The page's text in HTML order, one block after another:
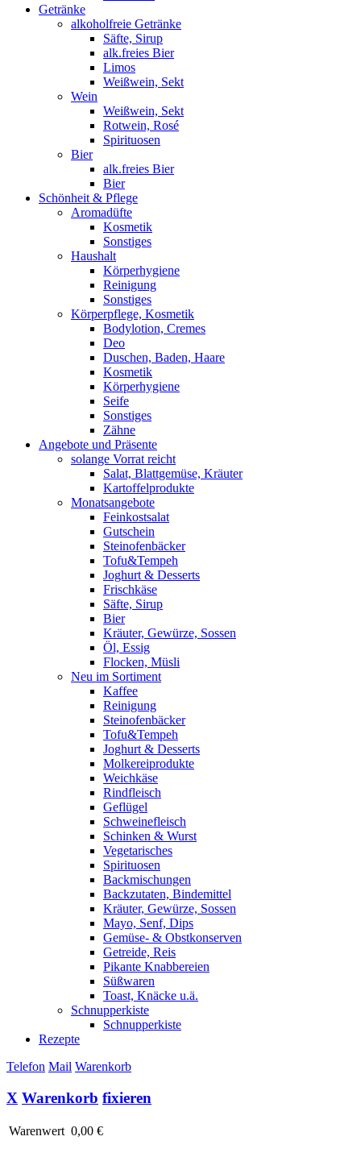
Getränke
alkoholfreie Getränke
Säfte, Sirup
alk.freies Bier
Limos
Weißwein, Sekt
Wein
Weißwein, Sekt
Rotwein, Rosé
Spirituosen
Bier
alk.freies Bier
Bier
Schönheit & Pflege
Aromadüfte
Kosmetik
Sonstiges
Haushalt
Körperhygiene
Reinigung
Sonstiges
Körperpflege, Kosmetik
Bodylotion, Cremes
Deo
Duschen, Baden, Haare
Kosmetik
Körperhygiene
Seife
Sonstiges
Zähne
Angebote und Präsente
solange Vorrat reicht
Salat, Blattgemüse, Kräuter
Kartoffelprodukte
Monatsangebote
Feinkostsalat
Gutschein
Steinofenbäcker
Tofu&Tempeh
Joghurt & Desserts
Frischkäse
Säfte, Sirup
Bier
Kräuter, Gewürze, Sossen
Öl, Essig
Flocken, Müsli
Neu im Sortiment
Kaffee
Reinigung
Steinofenbäcker
Tofu&Tempeh
Joghurt & Desserts
Molkereiprodukte
Weichkäse
Rindfleisch
Geflügel
Schweinefleisch
Schinken & Wurst
Vegetarisches
Spirituosen
Backmischungen
Backzutaten, Bindemittel
Kräuter, Gewürze, Sossen
Mayo, Senf, Dips
Gemüse- & Obstkonserven
Getreide, Reis
Pikante Knabbereien
Süßwaren
Toast, Knäcke u.ä.
Schnupperkiste
Schnupperkiste
Rezepte
Telefon Mail Warenkorb
X Warenkorb fixieren
Warenwert 0,00 €